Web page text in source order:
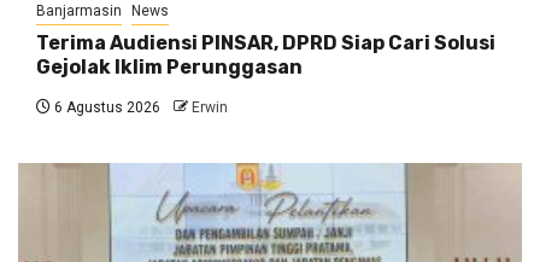
Banjarmasin News
Terima Audiensi PINSAR, DPRD Siap Cari Solusi
Gejolak Iklim Perunggasan
6 Agustus 2026 Erwin